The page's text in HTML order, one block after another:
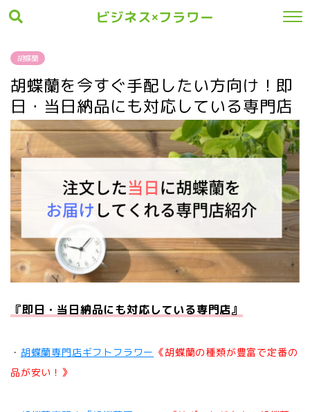
ビジネス×フラワー
胡蝶蘭
胡蝶蘭を今すぐ手配したい方向け！即
日・当日納品にも対応している専門店
『即日・当日納品にも対応している専門店』
・ 胡蝶蘭専門店ギフトフラワー 《胡蝶蘭の種類が豊富で定番の
品が安い！》